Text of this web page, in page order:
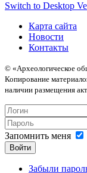
Switch to Desktop
Карта сайта
Новости
Контакты
© «Археологическое
Копирование
наличии размещения
Запомнить меня
Войти
Забыли